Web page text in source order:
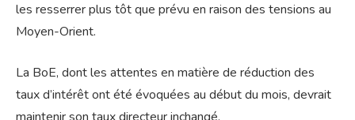
les resserrer plus tôt que prévu en raison des tensions au
Moyen-Orient.
La BoE, dont les attentes en matière de réduction des
taux d’intérêt ont été évoquées au début du mois, devrait